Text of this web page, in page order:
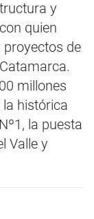
y
quien
de
millones
histórica
la puesta
Valle y